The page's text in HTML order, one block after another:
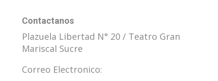
Contactanos
Plazuela Libertad N° 20 / Teatro Gran
Mariscal Sucre
Correo Electronico: